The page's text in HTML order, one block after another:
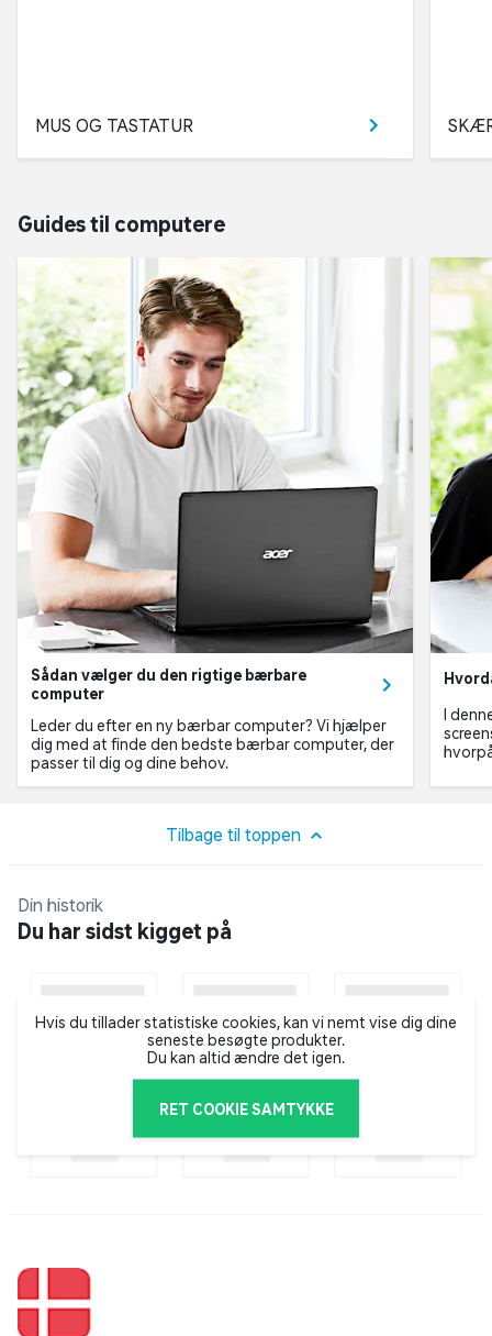
MUS OG TASTATUR
Guides til computere
Sådan vælger du den rigtige bærbare
computer
Leder du efter en ny bærbar computer? Vi hjælper
dig med at finde den bedste bærbar computer, der
passer til dig og dine behov.
I
Tilbage til toppen
Din historik
Du har sidst kigget på
Hvis du tillader statistiske cookies, kan vi nemt vise dig dine
seneste besøgte produkter.
Du kan altid ændre det igen.
RET COOKIE SAMTYKKE